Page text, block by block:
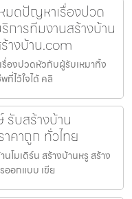
มดปัญหาเรื่องปวด
การทีมงานสร้างบ้าน
างบ้าน.com
องปวดหัวกับผู้รับเหมาทิ้ง
ที่ไว้ใจได้ คลิ
รับสร้างบ้าน
คาถูก ทั่วไทย
โมเดิร์น สร้างบ้านหรู สร้าง
ออกแบบ เขีย